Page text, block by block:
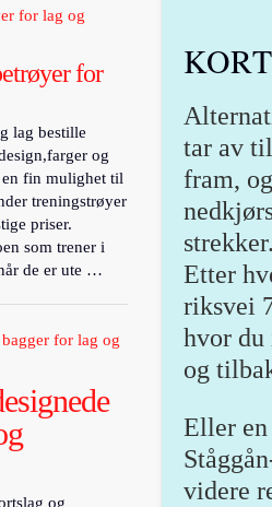
tar av
fram,
Etter
riksvei
hvor
og
Eller
videre
for
lag bestille
og
fin mulighet til
treningstrøyer
priser.
som trener i
de er ute …
og